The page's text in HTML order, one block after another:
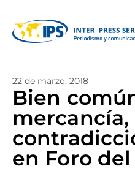
22 de marzo, 2018
Bien
mercancía,
en Foro